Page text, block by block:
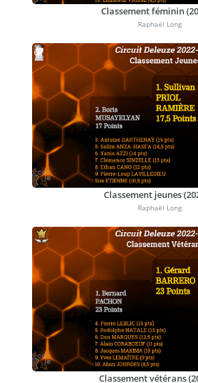
Classement féminin
Raphaël Long
Classement jeunes
Raphaël Long
Classement vétérans